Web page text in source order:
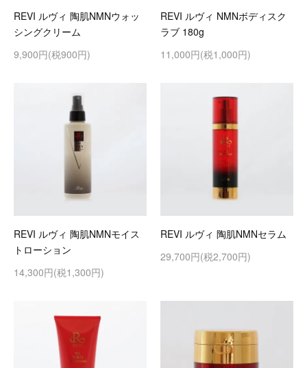
REVI ルヴィ 陶肌NMNウォッ
シングクリーム
9,900円(税900円)
REVI ルヴィ NMNボディスク
ラブ 180g
11,000円(税1,000円)
REVI ルヴィ 陶肌NMNモイス
トローション
14,300円(税1,300円)
REVI ルヴィ 陶肌NMNセラム
29,700円(税2,700円)